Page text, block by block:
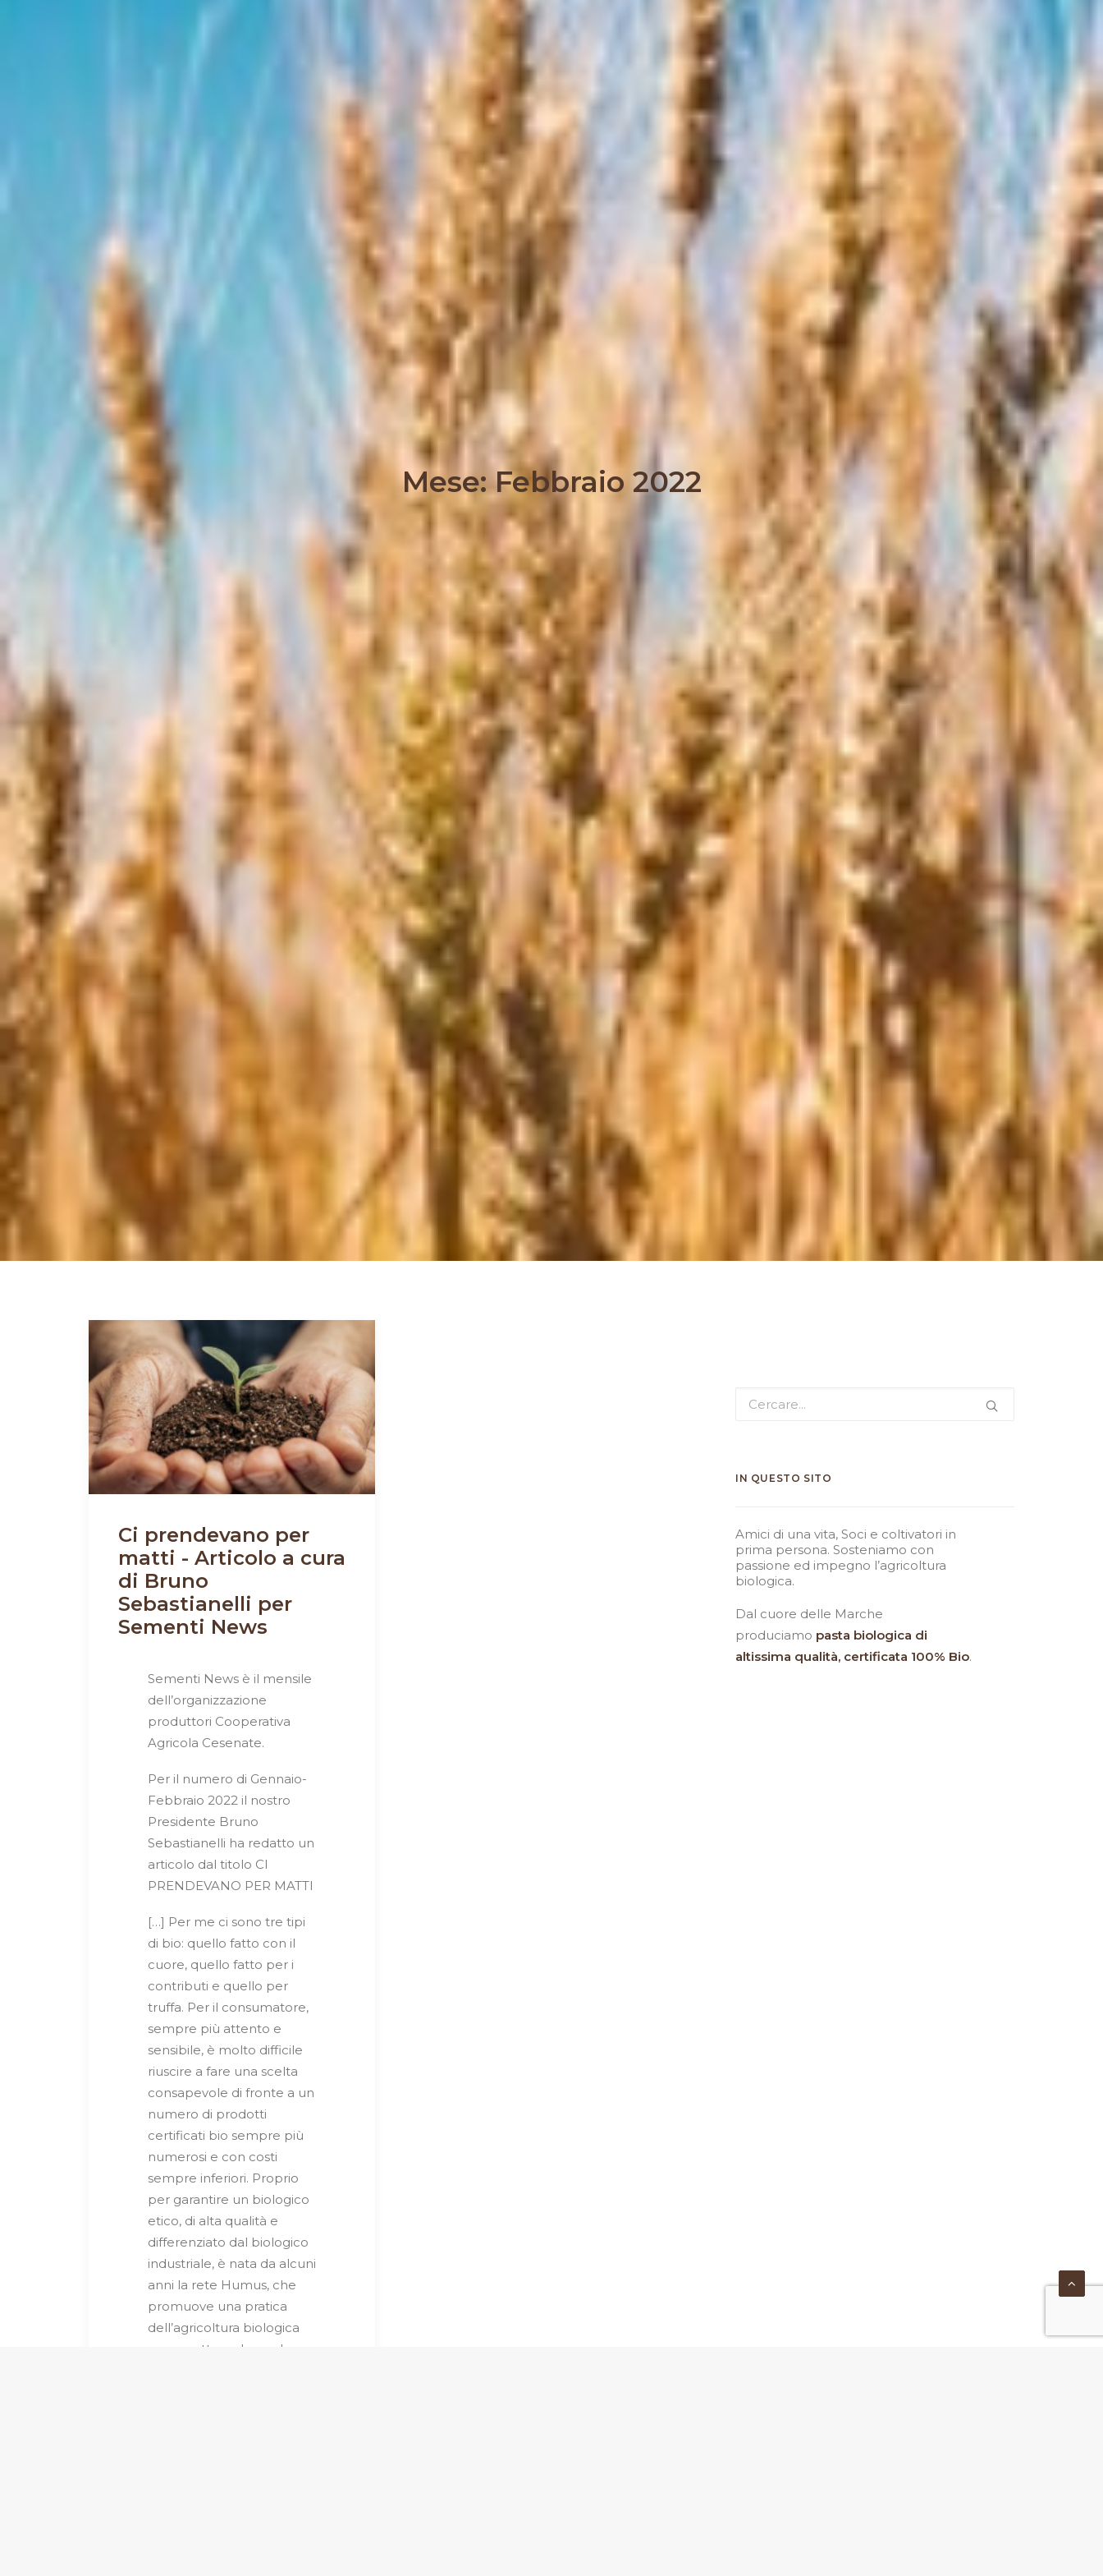
Mese: Febbraio 2022
Ci prendevano per
matti - Articolo a cura
di Bruno
Sebastianelli per
Sementi News
Sementi News è il mensile
dell’organizzazione
produttori Cooperativa
Agricola Cesenate.
Per il numero di Gennaio-
Febbraio 2022 il nostro
Presidente Bruno
Sebastianelli ha redatto un
articolo dal titolo CI
PRENDEVANO PER MATTI
[…] Per me ci sono tre tipi
di bio: quello fatto con il
cuore, quello fatto per i
contributi e quello per
truffa. Per il consumatore,
sempre più attento e
sensibile, è molto difficile
riuscire a fare una scelta
consapevole di fronte a un
numero di prodotti
certificati bio sempre più
numerosi e con costi
sempre inferiori. Proprio
per garantire un biologico
etico, di alta qualità e
differenziato dal biologico
industriale, è nata da alcuni
anni la rete Humus, che
promuove una pratica
dell’agricoltura biologica
con carattere durevole,
IN QUESTO SITO
Amici di una vita, Soci e coltivatori in
prima persona. Sosteniamo con
passione ed impegno l’agricoltura
biologica.
Dal cuore delle Marche
produciamo pasta biologica di
altissima qualità, certificata 100% Bio.